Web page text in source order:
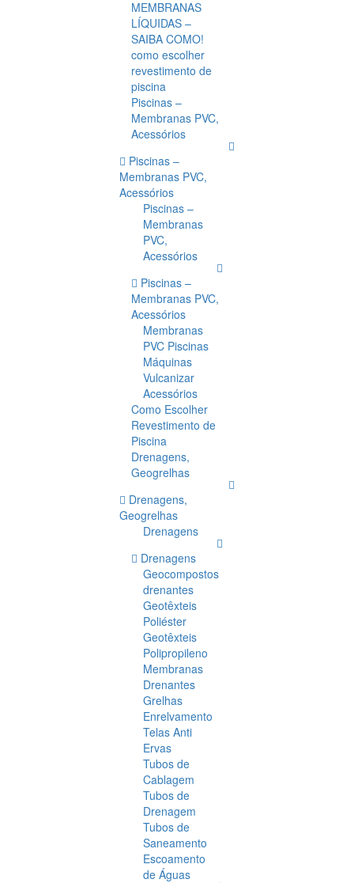
MEMBRANAS
LÍQUIDAS –
SAIBA COMO!
como escolher
revestimento de
piscina
Piscinas –
Membranas PVC,
Acessórios
Piscinas –
Membranas PVC,
Acessórios
Piscinas –
Membranas
PVC,
Acessórios
Piscinas –
Membranas PVC,
Acessórios
Membranas
PVC Piscinas
Máquinas
Vulcanizar
Acessórios
Como Escolher
Revestimento de
Piscina
Drenagens,
Geogrelhas
Drenagens,
Geogrelhas
Drenagens
Drenagens
Geocompostos
drenantes
Geotêxteis
Poliéster
Geotêxteis
Polipropileno
Membranas
Drenantes
Grelhas
Enrelvamento
Telas Anti
Ervas
Tubos de
Cablagem
Tubos de
Drenagem
Tubos de
Saneamento
Escoamento
de Águas